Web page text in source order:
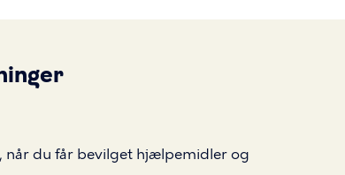
når du får bevilget hjælpemidler og